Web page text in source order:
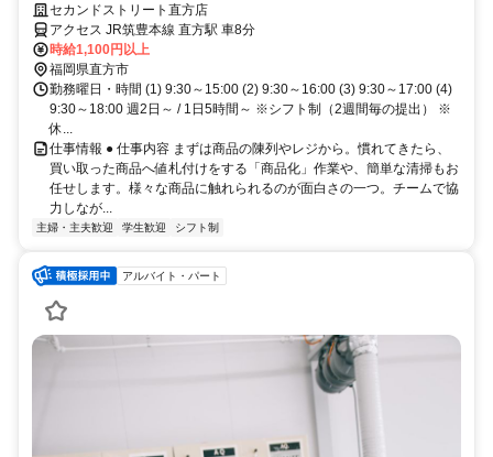
ト始めませんか
セカンドストリート直方店
アクセス JR筑豊本線 直方駅 車8分
時給1,100円以上
福岡県直方市
勤務曜日・時間 (1) 9:30～15:00 (2) 9:30～16:00 (3) 9:30～17:00 (4)
9:30～18:00 週2日～ / 1日5時間～ ※シフト制（2週間毎の提出） ※
休...
仕事情報 ● 仕事内容 まずは商品の陳列やレジから。慣れてきたら、
買い取った商品へ値札付けをする「商品化」作業や、簡単な清掃もお
任せします。様々な商品に触れられるのが面白さの一つ。チームで協
力しなが...
主婦・主夫歓迎 学生歓迎 シフト制
アルバイト・パート